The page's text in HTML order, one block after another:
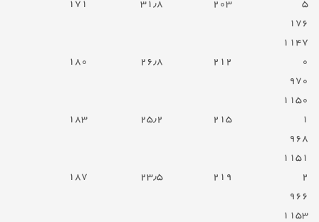
۵
۲۰۳ ۳۱٫۸
۱۷۱
۱۷۶
۱۱۴۷
۰
۲۱۲ ۲۶٫۸
۱۸۰
۹۷۰
۱۱۵۰
۱
۲۱۵ ۲۵٫۲
۱۸۳
۹۶۸
۱۱۵۱
۲
۲۱۹ ۲۳٫۵
۱۸۷
۹۶۶
۱۱۵۳